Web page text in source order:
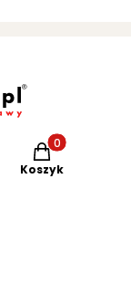
Produkty w
Koszyk